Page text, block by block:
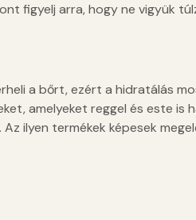
figyelj arra, hogy ne vigyük
a bőrt, ezért a hidratálás
amelyeket reggel és este is
ilyen termékek képesek